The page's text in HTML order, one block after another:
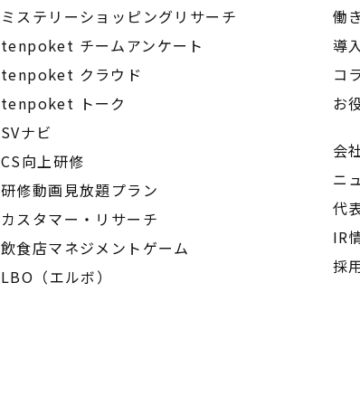
ミステリーショッピングリサーチ
tenpoket チームアンケート
tenpoket クラウド
tenpoket トーク
SVナビ
CS向上研修
研修動画見放題プラン
カスタマー・リサーチ
飲食店マネジメントゲーム
LBO（エルボ）
働
導
コ
お
会
ニ
代
IR
採